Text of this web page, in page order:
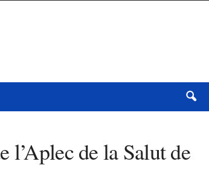
l’Aplec de la Salut de